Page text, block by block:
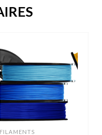
FILAMENTS